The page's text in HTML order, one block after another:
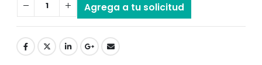
Agrega a tu solicitud